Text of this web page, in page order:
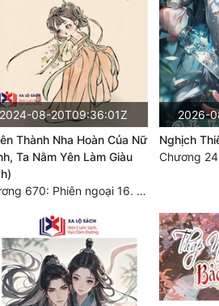
2024-08-20T09:36:01Z
Thành Nha Hoàn Của Nữ
Ta Nằm Yên Làm Giàu
Chương 670: Phiên ngoại 16. HẾT.
2026-
Nghịch
Chương